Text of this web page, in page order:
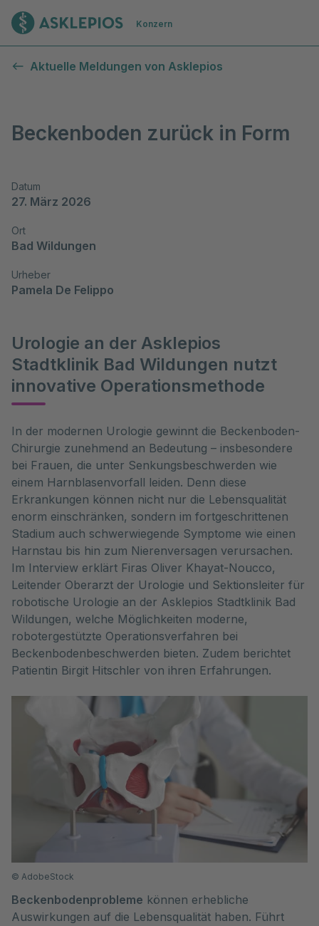
Zur Startseite
Konzern
Aktuelle Meldungen von Asklepios
Beckenboden zurück in Form
Datum
27. März 2026
Ort
Bad Wildungen
Urheber
Pamela De Felippo
Urologie an der Asklepios
Stadtklinik Bad Wildungen nutzt
innovative Operationsmethode
In der modernen Urologie gewinnt die Beckenboden-
Chirurgie zunehmend an Bedeutung – insbesondere
bei Frauen, die unter Senkungsbeschwerden wie
einem Harnblasenvorfall leiden. Denn diese
Erkrankungen können nicht nur die Lebensqualität
enorm einschränken, sondern im fortgeschrittenen
Stadium auch schwerwiegende Symptome wie einen
Harnstau bis hin zum Nierenversagen verursachen.
Im Interview erklärt Firas Oliver Khayat-Noucco,
Leitender Oberarzt der Urologie und Sektionsleiter für
robotische Urologie an der Asklepios Stadtklinik Bad
Wildungen, welche Möglichkeiten moderne,
robotergestützte Operationsverfahren bei
Beckenbodenbeschwerden bieten. Zudem berichtet
Patientin Birgit Hitschler von ihren Erfahrungen.
© AdobeStock
Beckenbodenprobleme können erhebliche
Auswirkungen auf die Lebensqualität haben. Führt